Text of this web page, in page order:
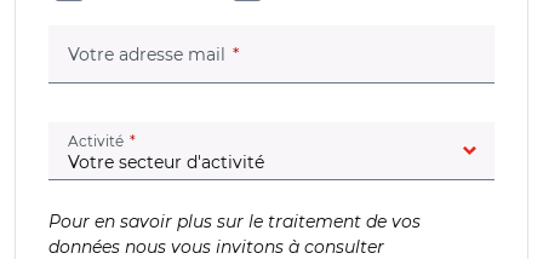
Votre adresse mail (champ obligatoire)
Activité (champ obligatoire)
Pour en savoir plus sur le traitement de vos
données nous vous invitons à consulter